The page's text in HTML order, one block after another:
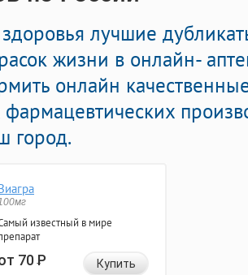
лучшие
жизни в онлайн-
онлайн
город.
известный в мире
70Р Купить